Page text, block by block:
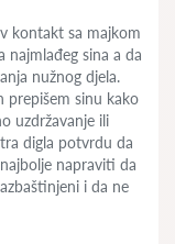
kontakt sa majkom
sina a da
nužnog djela.
prepišem sinu kako
uzdržavanje ili
digla potvrdu da
napraviti da
i da ne